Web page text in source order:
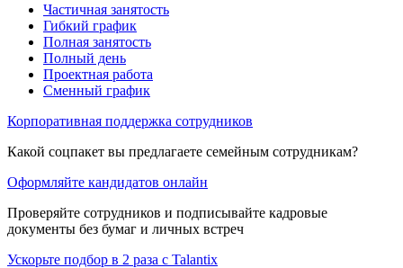
Частичная занятость
Гибкий график
Полная занятость
Полный день
Проектная работа
Сменный график
Корпоративная поддержка сотрудников
Какой соцпакет вы предлагаете семейным сотрудникам?
Оформляйте кандидатов онлайн
Проверяйте сотрудников и подписывайте кадровые
документы без бумаг и личных встреч
Ускорьте подбор в 2 раза с Talantix